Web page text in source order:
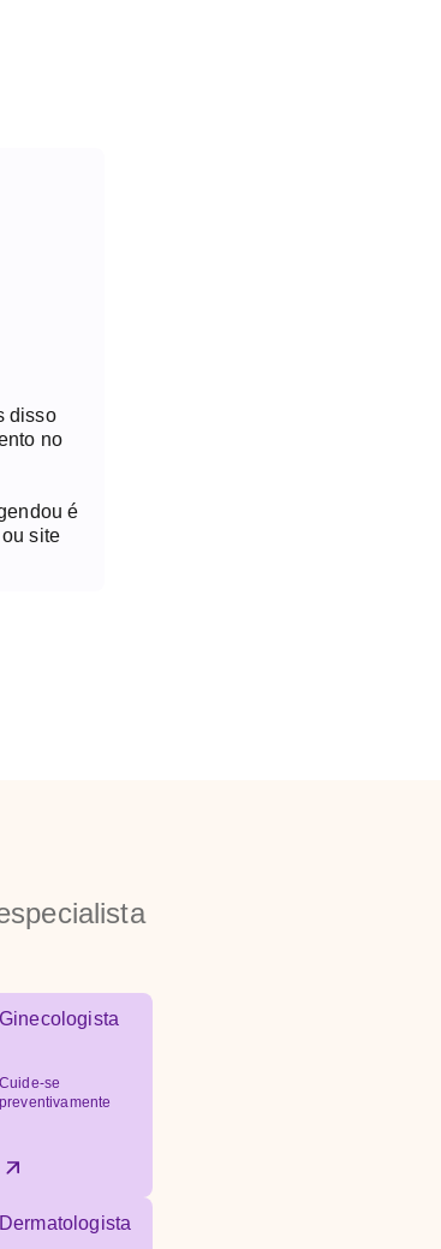
disso
no
é
site
Ginecologista
Cuide-se
preventivamente
Dermatologista